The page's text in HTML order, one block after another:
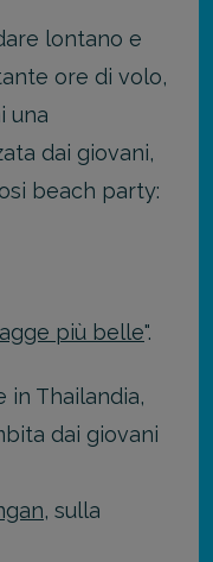
lontano e
ore di volo,
una
dai giovani,
beach party:
più belle".
in Thailandia,
dai giovani
, sulla